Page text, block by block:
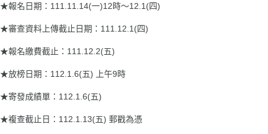
★報名日期：111.11.14(一)12時～12.1(四)
★審查資料上傳截止日期：111.12.1(四)
★報名繳費截止：111.12.2(五)
★放榜日期：112.1.6(五) 上午9時
★寄發成績單：112.1.6(五)
★複查截止日：112.1.13(五) 郵戳為憑